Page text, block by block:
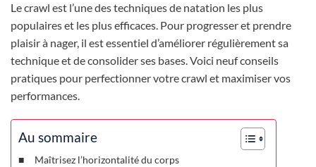
Le crawl est l’une des techniques de natation les plus
populaires et les plus efficaces. Pour progresser et prendre
plaisir à nager, il est essentiel d’améliorer régulièrement sa
technique et de consolider ses bases. Voici neuf conseils
pratiques pour perfectionner votre crawl et maximiser vos
performances.
Au sommaire
Maîtrisez l’horizontalité du corps